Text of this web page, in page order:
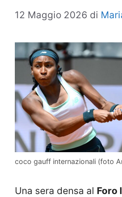
12 Maggio 2026 di
coco gauff internazionali (foto
Una sera densa al Foro